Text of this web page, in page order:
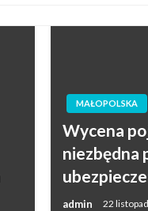
MAŁOPOLSKA
Wycena
niezbędna
admin 22